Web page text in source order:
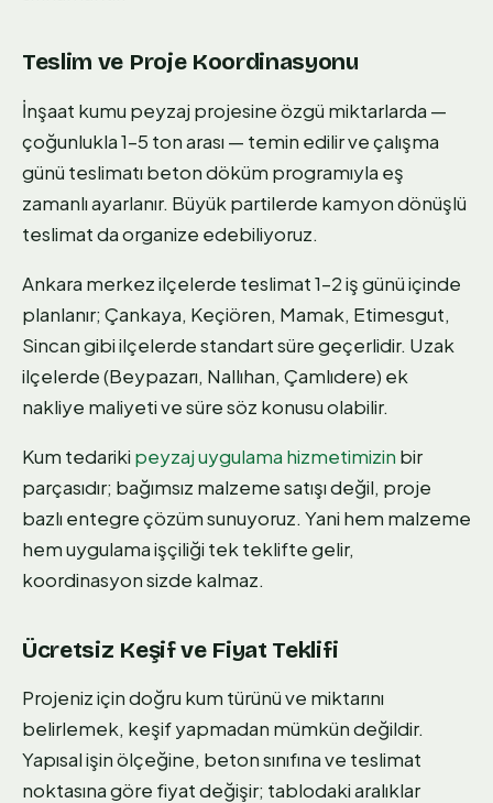
Teslim ve Proje Koordinasyonu
İnşaat kumu peyzaj projesine özgü miktarlarda —
çoğunlukla 1–5 ton arası — temin edilir ve çalışma
günü teslimatı beton döküm programıyla eş
zamanlı ayarlanır. Büyük partilerde kamyon dönüşlü
teslimat da organize edebiliyoruz.
Ankara merkez ilçelerde teslimat 1–2 iş günü içinde
planlanır; Çankaya, Keçiören, Mamak, Etimesgut,
Sincan gibi ilçelerde standart süre geçerlidir. Uzak
ilçelerde (Beypazarı, Nallıhan, Çamlıdere) ek
nakliye maliyeti ve süre söz konusu olabilir.
Kum tedariki peyzaj uygulama hizmetimizin bir
parçasıdır; bağımsız malzeme satışı değil, proje
bazlı entegre çözüm sunuyoruz. Yani hem malzeme
hem uygulama işçiliği tek teklifte gelir,
koordinasyon sizde kalmaz.
Ücretsiz Keşif ve Fiyat Teklifi
Projeniz için doğru kum türünü ve miktarını
belirlemek, keşif yapmadan mümkün değildir.
Yapısal işin ölçeğine, beton sınıfına ve teslimat
noktasına göre fiyat değişir; tablodaki aralıklar